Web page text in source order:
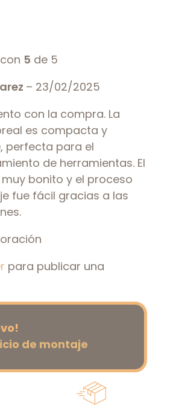
5 de 5
– 23/02/2025
con la compra. La
es compacta y
perfecta para el
de herramientas. El
bonito y el proceso
fue fácil gracias a las
para publicar una
de montaje